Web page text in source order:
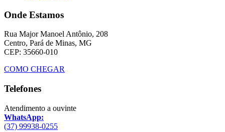
Onde Estamos
Rua Major Manoel Antônio, 208
Centro, Pará de Minas, MG
CEP: 35660-010
COMO CHEGAR
Telefones
Atendimento a ouvinte
WhatsApp:
(37) 99938-0255